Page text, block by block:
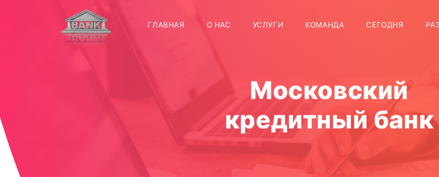
ГЛАВНАЯ (CURRENT)
О НАС УСЛУГИ КОМАНДА СЕГОДНЯ
Московский
кредитный банк